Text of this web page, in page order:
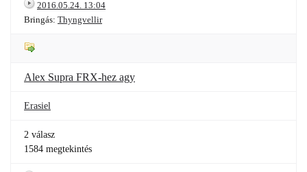
2016.05.24. 13:04
Bringás: Thyngvellir
Alex Supra FRX-hez agy
Erasiel
2 válasz
1584 megtekintés